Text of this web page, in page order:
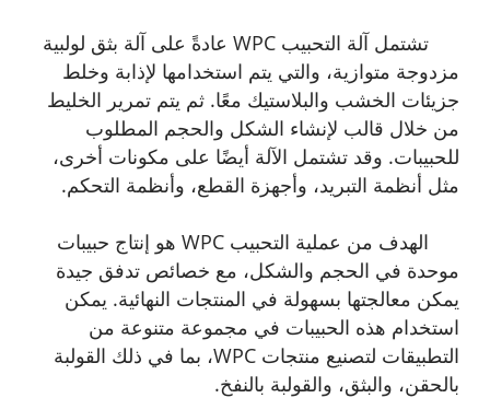
تشتمل آلة التحبيب WPC عادةً على آلة بثق لولبية
مزدوجة متوازية، والتي يتم استخدامها لإذابة وخلط
جزيئات الخشب والبلاستيك معًا. ثم يتم تمرير الخليط
من خلال قالب لإنشاء الشكل والحجم المطلوب
للحبيبات. وقد تشتمل الآلة أيضًا على مكونات أخرى،
مثل أنظمة التبريد، وأجهزة القطع، وأنظمة التحكم.
الهدف من عملية التحبيب WPC هو إنتاج حبيبات
موحدة في الحجم والشكل، مع خصائص تدفق جيدة
يمكن معالجتها بسهولة في المنتجات النهائية. يمكن
استخدام هذه الحبيبات في مجموعة متنوعة من
التطبيقات لتصنيع منتجات WPC، بما في ذلك القولبة
بالحقن، والبثق، والقولبة بالنفخ.